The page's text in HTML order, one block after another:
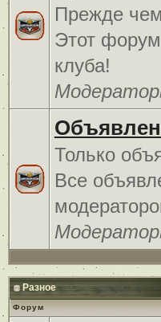
Прежде
Этот
клуба!
Только
Все
Разное
Форум